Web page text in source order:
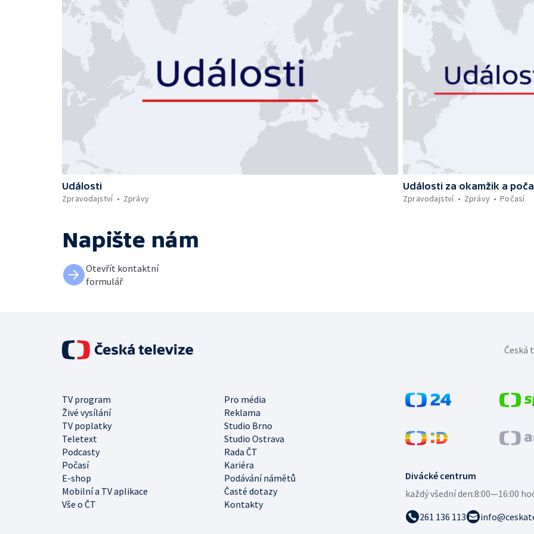
Události
Zpravodajství
Zprávy
Události za okamžik a
Zpravodajství
Zprávy Počasí
Napište nám
Otevřít kontaktní
formulář
Divácké centrum
každý všední den:8:00—16:00
261 136 113
TV program
Pro média
Živé vysílání
Reklama
TV poplatky
Studio Brno
Teletext
Studio Ostrava
Podcasty
Rada ČT
Počasí
Kariéra
E-shop
Podávání námětů
Mobilní a TV aplikace
Časté dotazy
Vše o ČT
Kontakty
Česká